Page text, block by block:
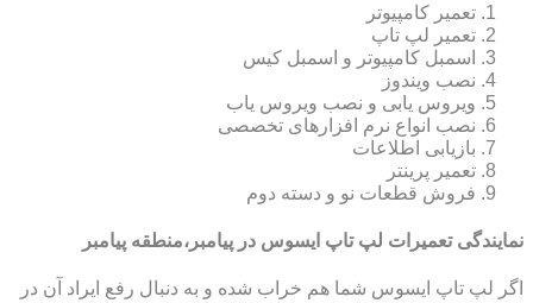
تعمیر کامپیوتر
تعمیر لپ تاپ
اسمبل کامپیوتر و اسمبل کیس
نصب ویندوز
ویروس یابی و نصب ویروس یاب
نصب انواع نرم افزارهای تخصصی
بازیابی اطلاعات
تعمیر پرینتر
فروش قطعات نو و دسته دوم
نمایندگی تعمیرات لپ تاپ ایسوس در پیامبر،منطقه پیامبر
اگر لپ تاپ ایسوس شما هم خراب شده و به دنبال رفع ایراد آن در